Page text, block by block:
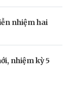
nhiệm hai
nhiệm kỳ 5